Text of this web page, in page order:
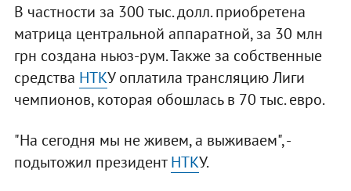
В частности за 300 тыс. долл. приобретена
матрица центральной аппаратной, за 30 млн
грн создана ньюз-рум. Также за собственные
средства НТКУ оплатила трансляцию Лиги
чемпионов, которая обошлась в 70 тыс. евро.
"На сегодня мы не живем, а выживаем", -
подытожил президентНТКУ.